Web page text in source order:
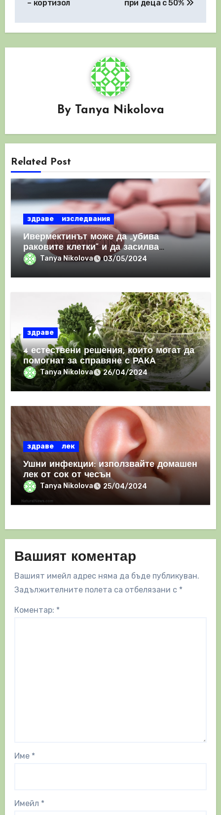
– кортизол
при деца с 50%
By Tanya Nikolova
Related Post
здраве изследвания
Ивермектинът може да „убива
раковите клетки“ и да засилва
имунния отговор
Tanya Nikolova 03/05/2024
здраве
4 естествени решения, които могат да
помогнат за справяне с РАКА
Tanya Nikolova 26/04/2024
здраве лек
Ушни инфекции: използвайте домашен
лек от сок от чесън
Tanya Nikolova 25/04/2024
Вашият коментар
Вашият имейл адрес няма да бъде публикуван.
Задължителните полета са отбелязани с *
Коментар: *
Име *
Имейл *